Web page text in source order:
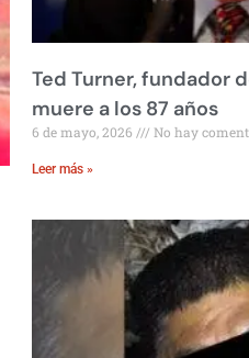
Ted Turner, fundador
muere a los 87 años
6 de mayo, 2026 No hay
Leer más »